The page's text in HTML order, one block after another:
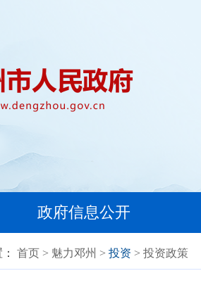
政府信息公开
首页 > 魅力邓州 > 投资 > 投资政策